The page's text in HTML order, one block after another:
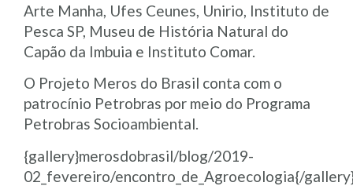
Arte Manha, Ufes Ceunes, Unirio, Instituto de
Pesca SP, Museu de História Natural do
Capão da Imbuia e Instituto Comar.
O Projeto Meros do Brasil conta com o
patrocínio Petrobras por meio do Programa
Petrobras Socioambiental.
{gallery}merosdobrasil/blog/2019-
02_fevereiro/encontro_de_Agroecologia{/